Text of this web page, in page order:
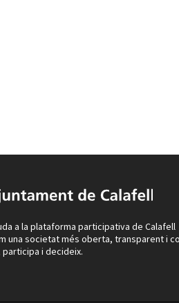
a la plataforma participativa de Calafell
una societat més oberta, transparent i
participa i decideix.